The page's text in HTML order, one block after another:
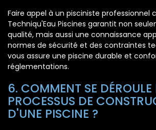
Faire appel à un pisciniste professionnel
Techniqu'Eau Piscines garantit non
qualité, mais aussi une connaissance
normes de sécurité et des contraintes
vous assure une piscine durable et
réglementations.
6. COMMENT SE DÉROULE
PROCESSUS DE
D'UNE PISCINE ?